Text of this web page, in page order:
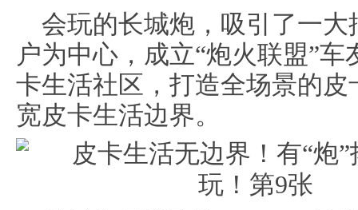
会玩的长城炮，吸引了一
户为中心，成立“炮火联盟”
卡生活社区，打造全场景的
宽皮卡生活边界。